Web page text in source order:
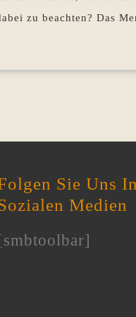
zu beachten? Das
Sie Uns
Medien